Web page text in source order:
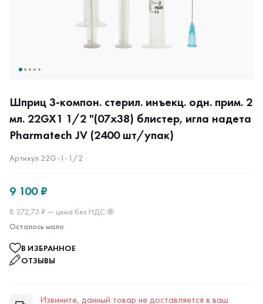
Шприц 3-компон. стерил. инъекц. одн. прим. 2
мл. 22GX1 1/2 "(07х38) блистер, игла надета
Pharmatech JV (2400 шт/упак)
Артикул 22G-1-1/2
9 100 ₽
8 272,73 ₽ — цена без НДС ?
Осталось мало
В ИЗБРАННОЕ
ОТЗЫВЫ
Извините, данный товар не доставляется в ваш